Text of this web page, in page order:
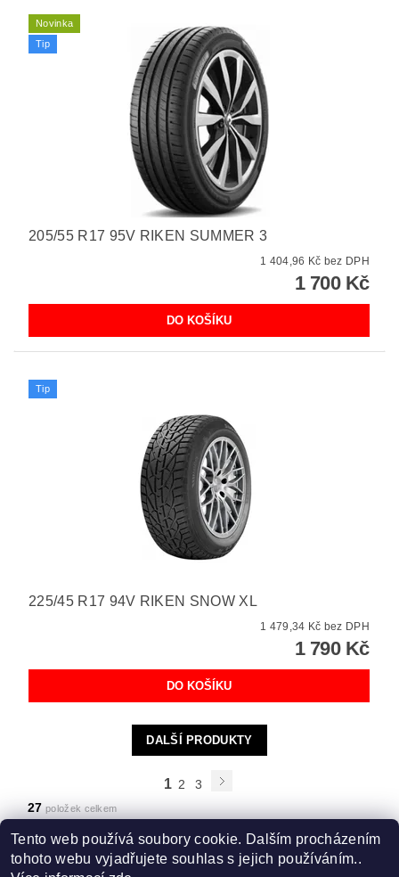
Novinka
Tip
205/55 R17 95V RIKEN SUMMER 3
1 404,96 Kč bez DPH
1 700 Kč
Tip
225/45 R17 94V RIKEN SNOW XL
1 479,34 Kč bez DPH
1 790 Kč
DALŠÍ PRODUKTY
1 2
3
27 položek celkem
Tento web používá soubory cookie. Dalším procházením
tohoto webu vyjadřujete souhlas s jejich používáním..